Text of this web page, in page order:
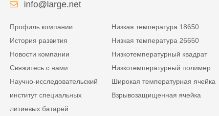
info@large.net
Профиль компании
История развития
Новости компании
Свяжитесь с нами
Научно-исследовательский
институт специальных
литиевых батарей
Низкая температура 18650
Низкая температура 26650
Низкотемпературный квадрат
Низкотемпературный полимер
Широкая температурная ячейка
Взрывозащищенная ячейка